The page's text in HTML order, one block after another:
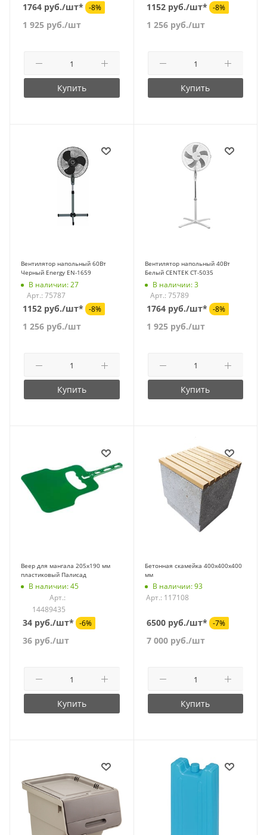
1764 руб./шт* -8%
1 925 руб./шт
Купить
1152 руб./шт* -8%
1 256руб./шт
Купить
Вентилятор напольный 60Вт
Черный Energy EN-1659
В наличии: 27
Арт.: 75787
1152 руб./шт* -8%
1 256 руб./шт
Купить
Вентилятор напольный 40Вт
Белый CENTEK CT-5035
В наличии: 3
Арт.: 75789
1764 руб./шт* -8%
1 925руб./шт
Купить
Веер для мангала 205х190 мм
пластиковый Палисад
В наличии: 45
Арт.:
14489435
34 руб./шт* -6%
36 руб./шт
Купить
Бетонная скамейка 400х400х400
мм
В наличии: 93
Арт.: 117108
6500 руб./шт* -7%
7 000руб./шт
Купить